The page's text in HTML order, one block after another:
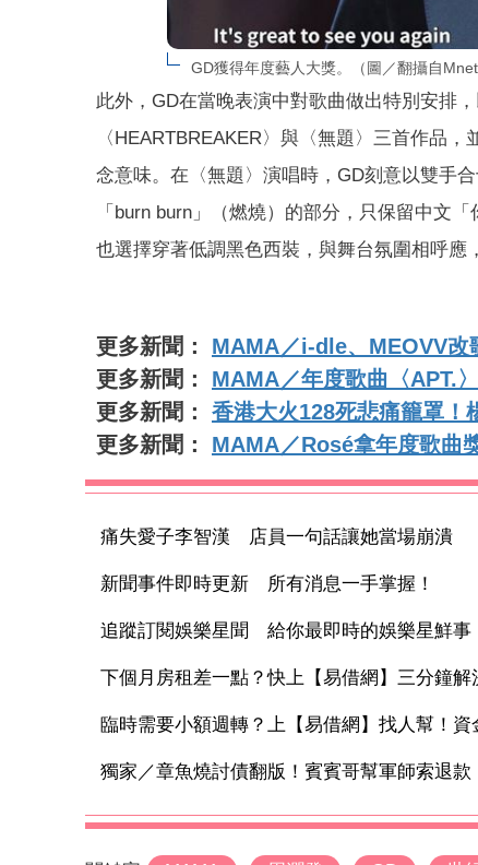
GD獲得年度藝人大獎。（圖／翻攝自Mnet
此外，GD在當晚表演中對歌曲做出特別安排
〈HEARTBREAKER〉與〈無題〉三首作品
念意味。在〈無題〉演唱時，GD刻意以雙手
「burn burn」（燃燒）的部分，只保留中文
也選擇穿著低調黑色西裝，與舞台氛圍相呼應
更多新聞： MAMA／i-dle、MEOVV
更多新聞： MAMA／年度歌曲〈APT.
更多新聞： 香港大火128死悲痛籠罩
更多新聞： MAMA／Rosé拿年度歌曲
痛失愛子李智漢 店員一句話讓她當場崩潰
新聞事件即時更新 所有消息一手掌握！
追蹤訂閱娛樂星聞 給你最即時的娛樂星鮮事
下個月房租差一點？快上【易借網】三分鐘解
臨時需要小額週轉？上【易借網】找人幫！資
獨家／章魚燒討債翻版！賓賓哥幫軍師索退